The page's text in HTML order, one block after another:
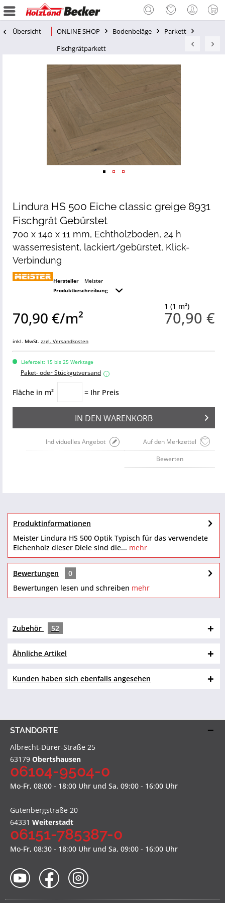
Übersicht ONLINE SHOP Bodenbeläge
Parkett
Fischgrätparkett
Lindura HS 500 Eiche classic greige 8931
Fischgrät Gebürstet
700 x 140 x 11 mm, Echtholzboden, 24 h
wasserresistent, lackiert/gebürstet, Klick-
Verbindung
Hersteller
Meister
Produktbeschreibung
1 (1 m²)
70,90 €
70,90 €/m²
inkl. MwSt. zzgl. Versandkosten
Lieferzeit: 15 bis 25 Werktage
Paket- oder Stückgutversand i
Fläche in m² = Ihr Preis
IN DEN WARENKORB
Auf den Merkzettel
Individuelles Angebot
Bewerten
Produktinformationen
Meister Lindura HS 500 Optik Typisch für das verwendete
Eichenholz dieser Diele sind die... mehr
Bewertungen
0
Bewertungen lesen und schreiben mehr
Zubehör 52
Ähnliche Artikel
Kunden haben sich ebenfalls angesehen
STANDORTE
Albrecht-Dürer-Straße 25
63179 Obertshausen
06104-9504-0
Mo-Fr, 08:00 - 18:00 Uhr und Sa, 09:00 - 16:00 Uhr
Gutenbergstraße 20
64331 Weiterstadt
06151-785387-0
Mo-Fr, 08:30 - 18:00 Uhr und Sa, 09:00 - 16:00 Uhr